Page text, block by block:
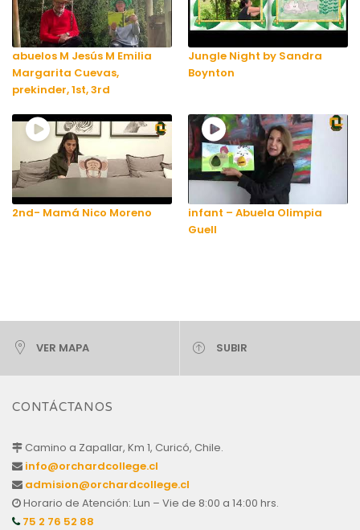
abuelos M Jesús M Emilia
Margarita Cuevas,
prekinder, 1st, 3rd
Jungle Night by Sandra
Boynton
2nd- Mamá Nico Moreno
infant – Abuela Olimpia
Guell
VER MAPA SUBIR
CONTÁCTANOS
Camino a Zapallar, Km 1, Curicó, Chile.
info@orchardcollege.cl
admision@orchardcollege.cl
Horario de Atención: Lun – Vie de 8:00 a 14:00 hrs.
75 2 76 52 88